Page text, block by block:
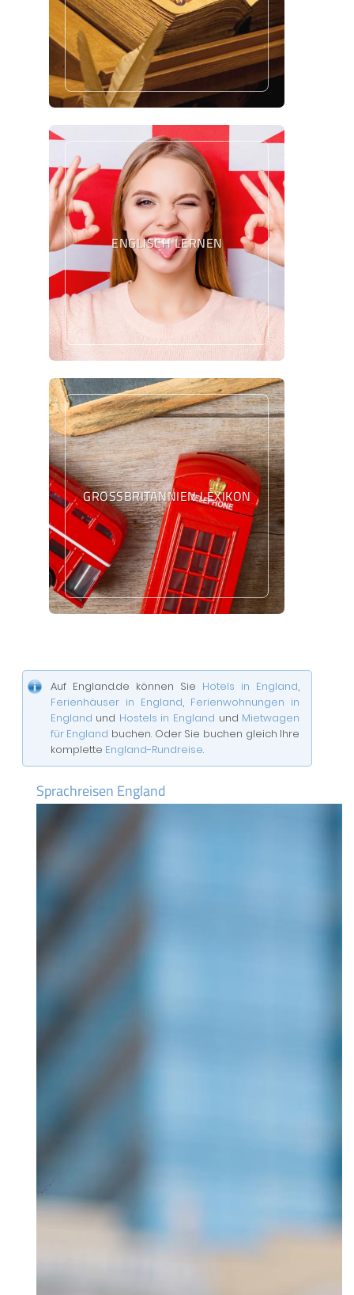
ENGLISCH LERNEN
GROSSBRITANNIEN LEXIKON
Auf England.de können Sie Hotels in England,
Ferienhäuser in England, Ferienwohnungen in
England und Hostels in England und Mietwagen
für England buchen. Oder Sie buchen gleich Ihre
komplette England-Rundreise.
Sprachreisen England